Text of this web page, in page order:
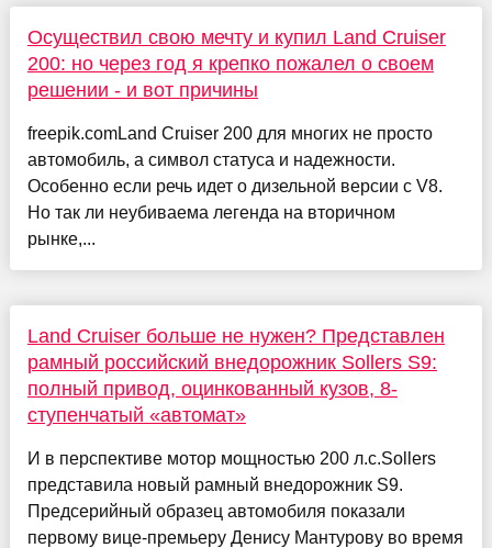
Осуществил свою мечту и купил Land Cruiser
200: но через год я крепко пожалел о своем
решении - и вот причины
freepik.comLand Cruiser 200 для многих не просто
автомобиль, а символ статуса и надежности.
Особенно если речь идет о дизельной версии с V8.
Но так ли неубиваема легенда на вторичном
рынке,...
Land Cruiser больше не нужен? Представлен
рамный российский внедорожник Sollers S9:
полный привод, оцинкованный кузов, 8-
ступенчатый «автомат»
И в перспективе мотор мощностью 200 л.с.Sollers
представила новый рамный внедорожник S9.
Предсерийный образец автомобиля показали
первому вице-премьеру Денису Мантурову во время